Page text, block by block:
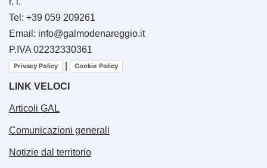
Tel: +39 059 209261
Email: info@galmodenareggio.it
P.IVA 02232330361
Privacy Policy Cookie Policy
LINK VELOCI
Articoli GAL
Comunicazioni generali
Notizie dal territorio